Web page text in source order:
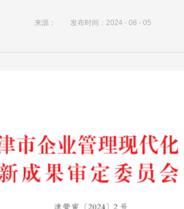
来源： 发布时间：2024 - 08 - 05